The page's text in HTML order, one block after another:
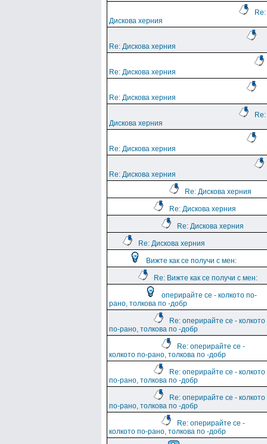
Re:
Дискова херния
Re: Дискова херния
Re: Дискова херния
Re: Дискова херния
Re:
Дискова херния
Re: Дискова херния
Re: Дискова херния
Re: Дискова херния
Re: Дискова херния
Re: Дискова херния
Re: Дискова херния
Вижте как се получи с мен:
Re: Вижте как се получи с мен:
оперирайте се - колкото по-
рано, толкова по -добр
Re: оперирайте се - колкото
по-рано, толкова по -добр
Re: оперирайте се -
колкото по-рано, толкова по -добр
Re: оперирайте се - колкото
по-рано, толкова по -добр
Re: оперирайте се - колкото
по-рано, толкова по -добр
Re: оперирайте се -
колкото по-рано, толкова по -добр